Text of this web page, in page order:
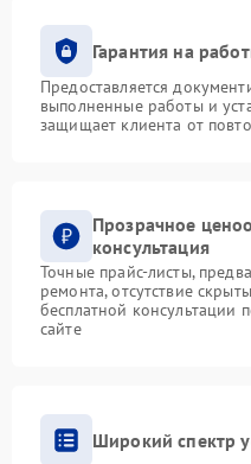
Гарантия на
Предоставляется
выполненные работы и
защищает клиента от
Прозрачное
консультация
Точные прайс-листы,
ремонта, отсутствие
бесплатной консультации
сайте
Широкий спектр